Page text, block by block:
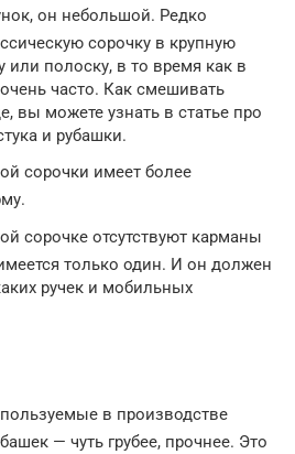
он небольшой. Редко
сорочку в крупную
или полоску, в то время как в
часто. Как смешивать
вы можете узнать в статье про
и рубашки.
сорочки имеет более
сорочке отсутствуют карманы
только один. И он должен
ручек и мобильных
в производстве
— чуть грубее, прочнее. Это